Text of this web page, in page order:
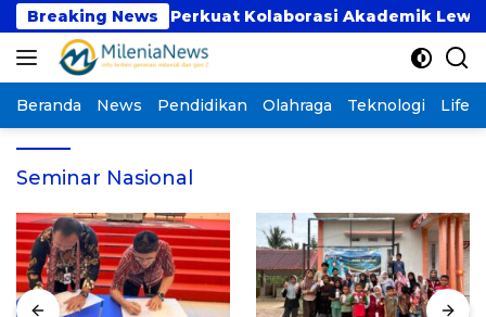
Langsung
ke
konten
Breaking News
Bhakti Perkuat Kolaborasi Akademik Lewat
Beranda News Pendidikan Olahraga Teknologi
Seminar Nasional